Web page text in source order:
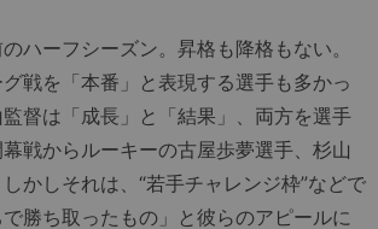
ハーフシーズン。昇格も降格もない。
戦を「本番」と表現する選手も多かっ
督は「成長」と「結果」、両方を選手
戦からルーキーの古屋歩夢選手、杉山
かしそれは、“若手チャレンジ枠”などで
勝ち取ったもの」と彼らのアピールに